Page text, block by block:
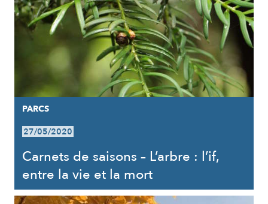
PARCS
27/05/2020
Carnets de saisons – L’arbre : l’if,
entre la vie et la mort